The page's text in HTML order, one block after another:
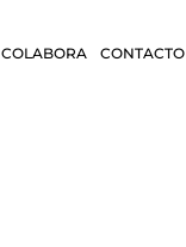
COLABORA CONTACTO